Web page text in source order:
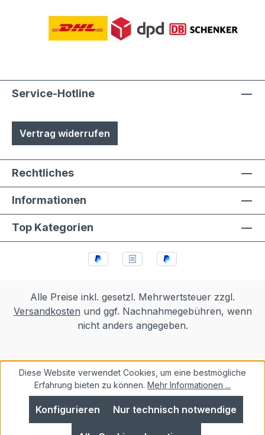
Service-Hotline
Vertrag widerrufen
Rechtliches
Informationen
Top Kategorien
Alle Preise inkl. gesetzl. Mehrwertsteuer zzgl.
Versandkosten und ggf. Nachnahmegebühren, wenn
nicht anders angegeben.
Diese Website verwendet Cookies, um eine bestmögliche
Erfahrung bieten zu können. Mehr Informationen ...
Nur technisch notwendige
Konfigurieren